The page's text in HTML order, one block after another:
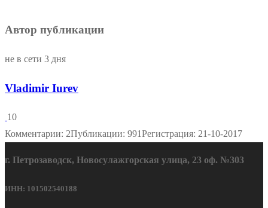
Автор публикации
не в сети 3 дня
Vladimir Iurev
10
Комментарии: 2Публикации: 991Регистрация: 21-10-2017
г. Петрозаводск, Новосулажгорская улица, 23 оф. №303
ИНН: 101502540188